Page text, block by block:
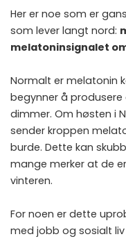
Her er noe som er
som lever langt nord:
melatoninsignalet
Normalt er melatonin
begynner å
dimmer. Om høsten i
sender kroppen
burde. Dette kan
mange merker at de
vinteren.
For noen er dette
med jobb og sosialt liv